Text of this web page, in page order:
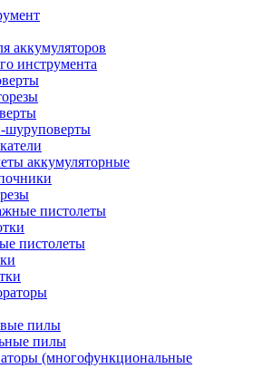
аккумуляторов
инструмента
шуруповерты
аккумуляторные
пистолеты
пистолеты
пилы
пилы
(многофункциональные